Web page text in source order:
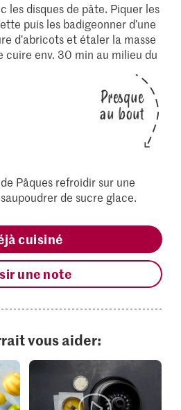
les disques de pâte. Piquer les
puis les badigeonner d’une
d’abricots et étaler la masse
cuire env. 30 min au milieu du
Presque
au bout
Pâques refroidir sur une
de sucre glace.
cuisiné
une note
vous aider: